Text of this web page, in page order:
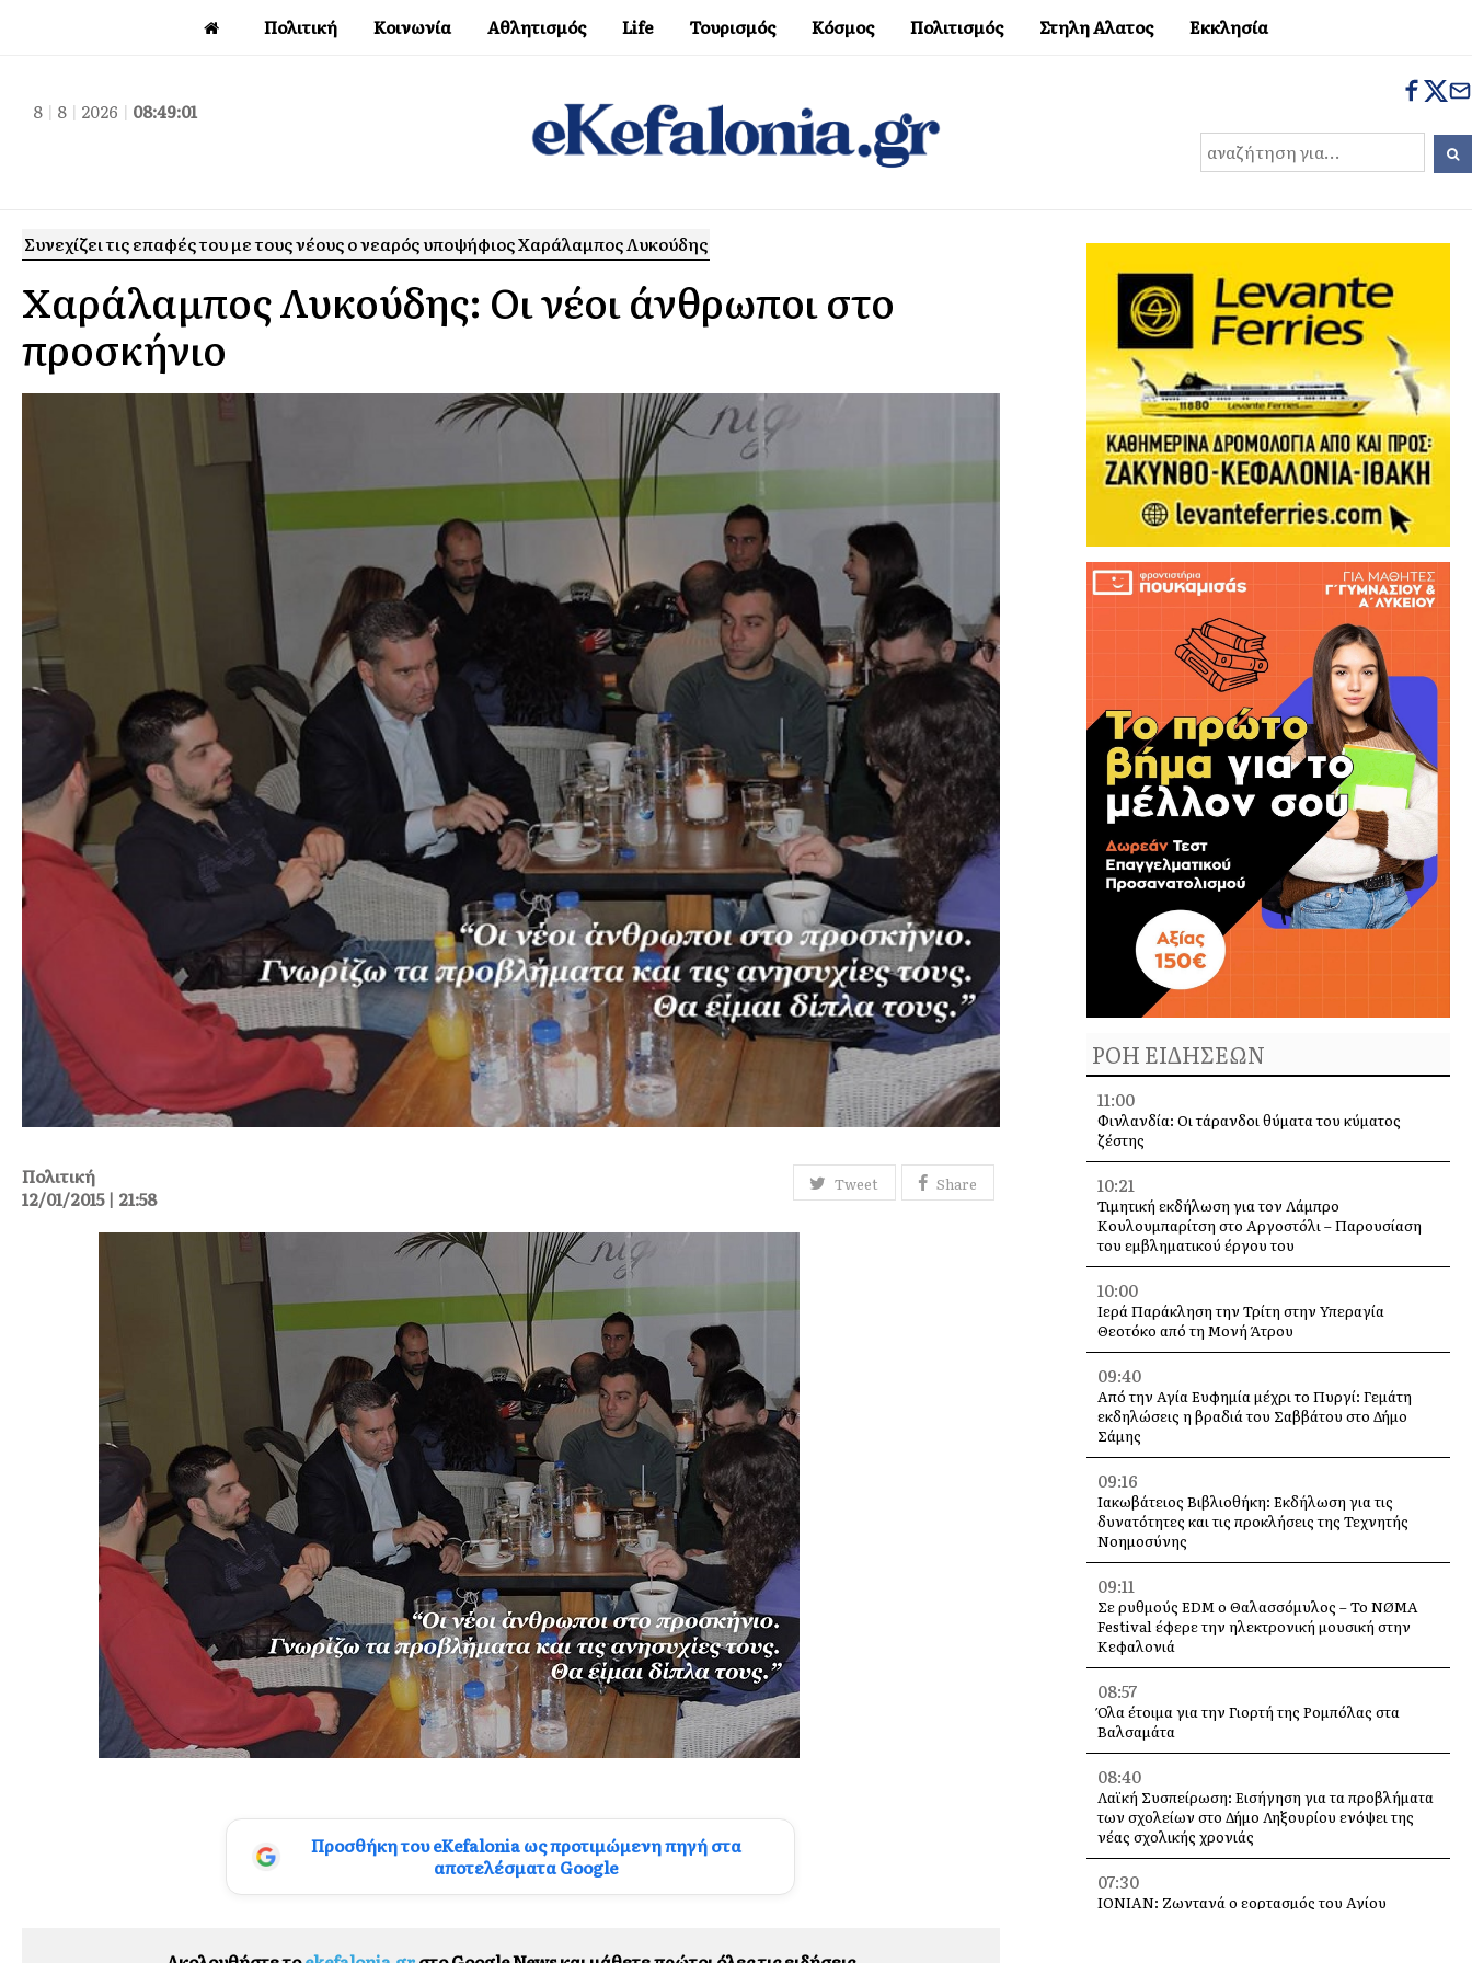
Πολιτική Κοινωνία Αθλητισμός Life Τουρισμός Κόσμος Πολιτισμός Στηλη Αλατος Εκκλησία
8 | 8 | 2026 | 08:49:01
Συνεχίζει τις επαφές του με τους νέους ο νεαρός υποψήφιος Χαράλαμπος Λυκούδης
Χαράλαμπος Λυκούδης: Οι νέοι άνθρωποι στο
προσκήνιο
Tweet Share
Πολιτική
12/01/2015 | 21:58
Προσθήκη του eKefalonia ως προτιμώμενη πηγή στα
αποτελέσματα Google
ΡΟΗ ΕΙΔΗΣΕΩΝ
11:00
Φινλανδία: Οι τάρανδοι θύματα του κύματος
ζέστης
10:21
Τιμητική εκδήλωση για τον Λάμπρο
Κουλουμπαρίτση στο Αργοστόλι – Παρουσίαση
του εμβληματικού έργου του
10:00
Ιερά Παράκληση την Τρίτη στην Υπεραγία
Θεοτόκο από τη Μονή Άτρου
09:40
Από την Αγία Ευφημία μέχρι το Πυργί: Γεμάτη
εκδηλώσεις η βραδιά του Σαββάτου στο Δήμο
Σάμης
09:16
Ιακωβάτειος Βιβλιοθήκη: Εκδήλωση για τις
δυνατότητες και τις προκλήσεις της Τεχνητής
Νοημοσύνης
09:11
Σε ρυθμούς EDM ο Θαλασσόμυλος – Το NØMA
Festival έφερε την ηλεκτρονική μουσική στην
Κεφαλονιά
08:57
Όλα έτοιμα για την Γιορτή της Ρομπόλας στα
Βαλσαμάτα
08:40
Λαϊκή Συσπείρωση: Εισήγηση για τα προβλήματα
των σχολείων στο Δήμο Ληξουρίου ενόψει της
νέας σχολικής χρονιάς
07:30
IONIAN: Ζωντανά o εορτασμός του Αγίου